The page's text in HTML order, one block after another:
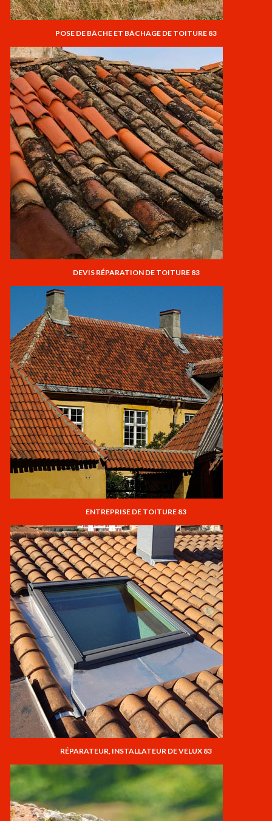
POSE DE BÂCHE ET BÂCHAGE DE TOITURE 83
DEVIS RÉPARATION DE TOITURE 83
ENTREPRISE DE TOITURE 83
RÉPARATEUR, INSTALLATEUR DE VELUX 83